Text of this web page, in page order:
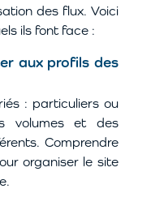
des flux. Voici
ils font face :
aux profils des
: particuliers ou
volumes et des
Comprendre
organiser le site